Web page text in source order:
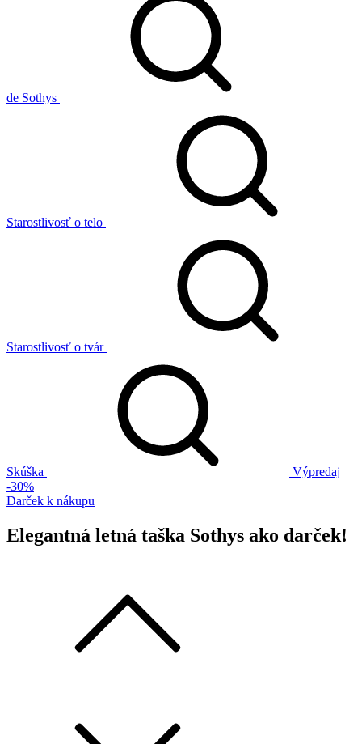
de Sothys
Starostlivosť o telo
Starostlivosť o tvár
Skúška
Výpredaj
-30%
Darček k nákupu
Elegantná letná taška Sothys ako darček!